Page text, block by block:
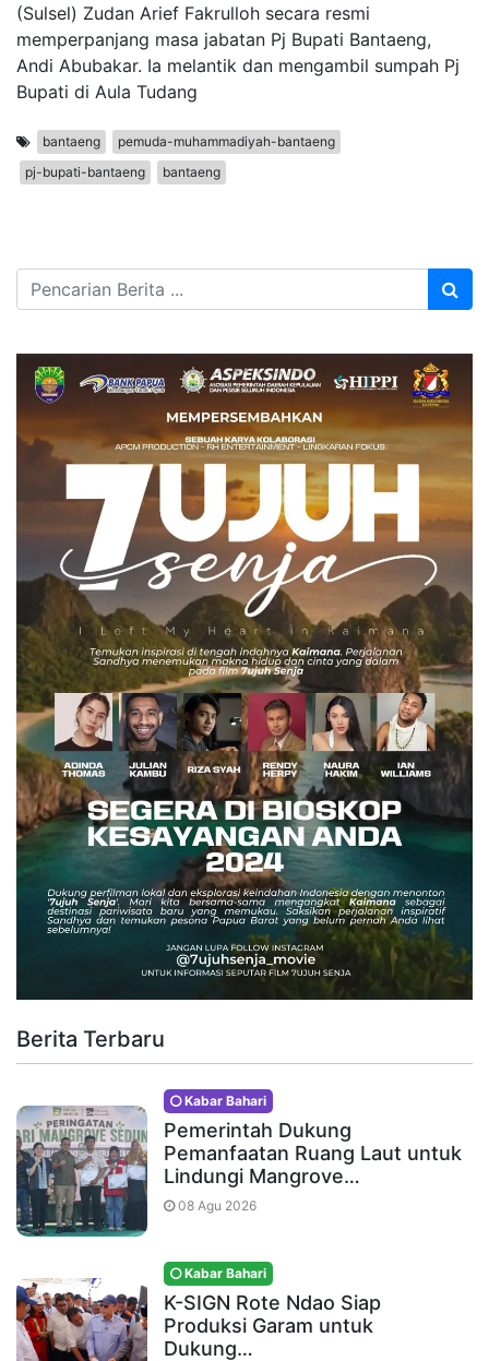
(Sulsel) Zudan Arief Fakrulloh secara resmi
memperpanjang masa jabatan Pj Bupati Bantaeng,
Andi Abubakar. Ia melantik dan mengambil sumpah Pj
Bupati di Aula Tudang
bantaeng
pemuda-muhammadiyah-bantaeng
pj-bupati-bantaeng
bantaeng
Berita Terbaru
Kabar Bahari
Pemerintah Dukung
Pemanfaatan Ruang Laut untuk
Lindungi Mangrove…
08 Agu 2026
Kabar Bahari
K-SIGN Rote Ndao Siap
Produksi Garam untuk
Dukung…